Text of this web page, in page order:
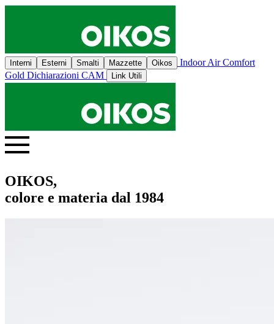
Interni Esterni Smalti Mazzette Oikos
Indoor Air Comfort
Gold Dichiarazioni CAM Link Utili
OIKOS,
colore e materia dal 1984